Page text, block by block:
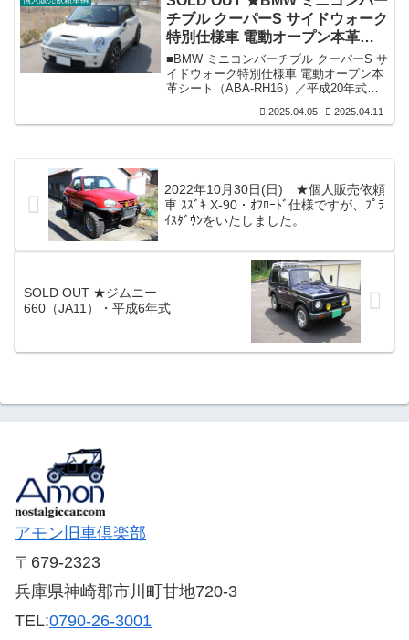
5速オートマ／足回り前後TRD強化サス＆
ショック／TRDスタビ／OPフロントグリ
ル／フロントTRDリップスポーラー＆リ
アアンダースポイラー／アルミホイール
BBS 17インチ（Ｆ）7J・（R）8J／新装
備後走行少いタイヤ付き（...
チブル クーパーS サイドウォーク
特別仕様車 電動オープン本革シ
ート（ABA-RH16）
■BMW ミニコンバーチブル クーパーS サ
イドウォーク特別仕様車 電動オープン本
革シート（ABA-RH16）／平成20年式／
和9年3月／走行：22,500ｋｍ（実走行）
アルミホイールにガリ傷有り／ETC付き
／マニア必見のミニコンバーチブルをい
かがですか。■令和7年4月5日（土）
2025.04.05 2025.04.11
2022年10月30日(日) ★個人販売依頼
車 ｽｽﾞｷ X-90・ｵﾌﾛｰﾄﾞ仕様ですが、ﾌﾟﾗ
ｲｽﾀﾞｳﾝをいたしました。
SOLD OUT ★ジムニー
660（JA11）・平成6年式
アモン旧車倶楽部
〒679-2323
兵庫県神崎郡市川町甘地720-3
TEL:0790-26-3001